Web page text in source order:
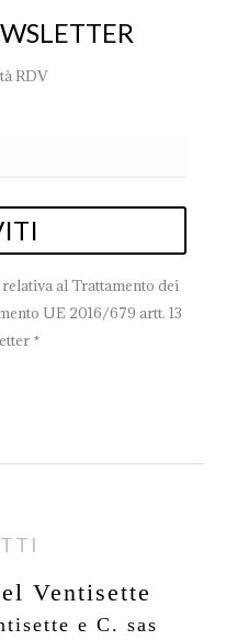
RDV
relativa al Trattamento dei
UE 2016/679 artt. 13
*
Ventisette
e C. sas